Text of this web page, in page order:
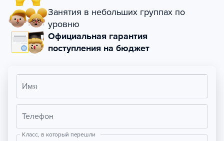
Занятия в небольших группах по
уровню
Официальная гарантия
поступления на бюджет
Имя
Телефон
Класс, в который перешли